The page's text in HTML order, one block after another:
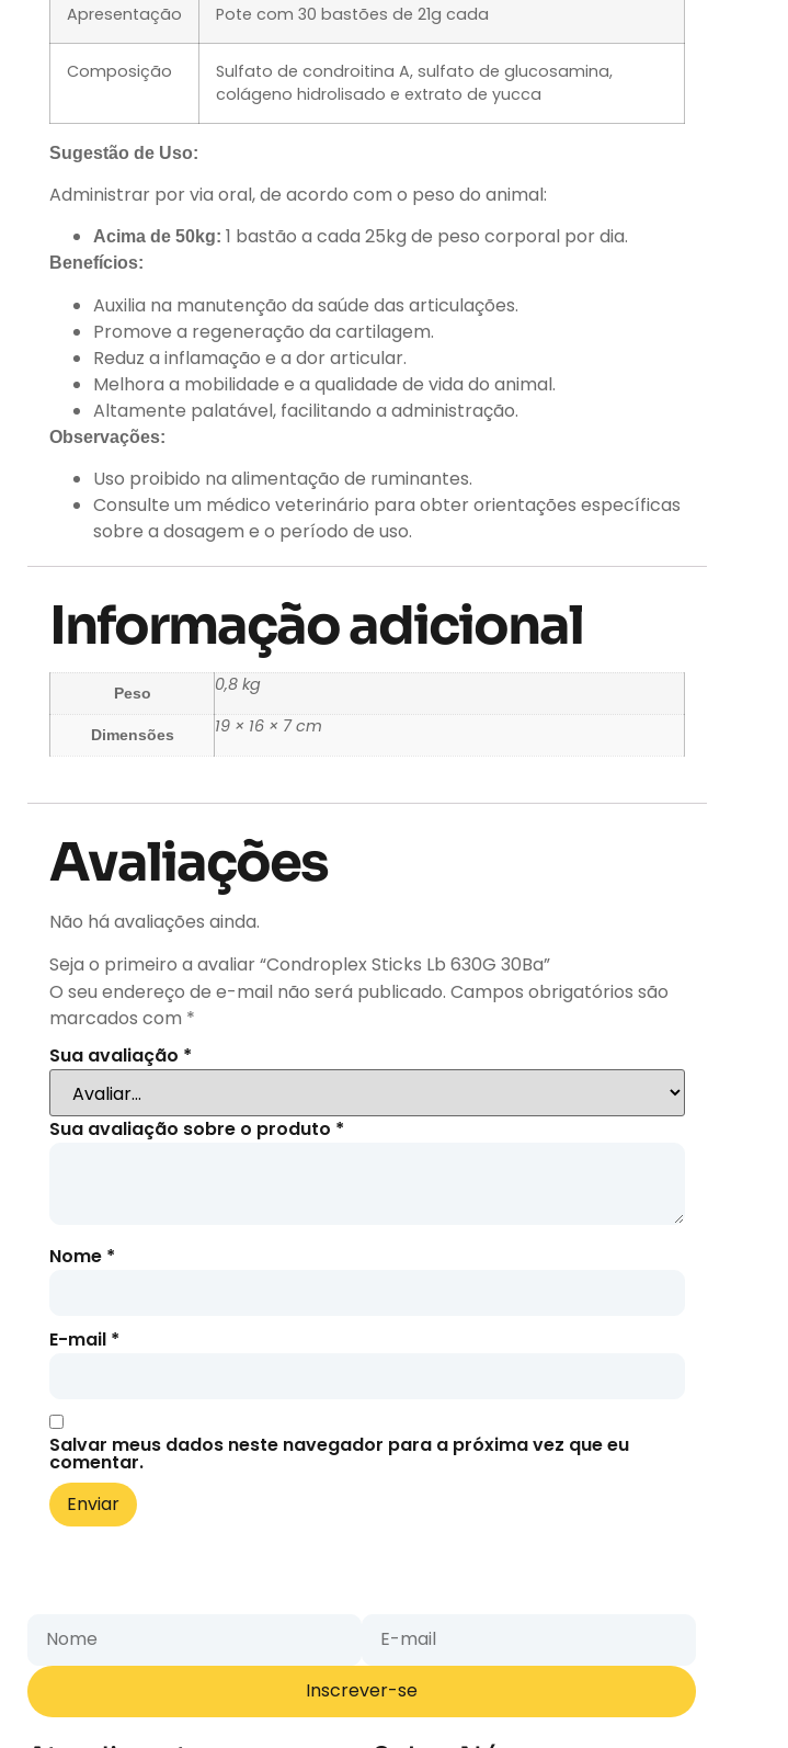
Apresentação Pote com 30 bastões de 21g cada
Composição
Sulfato de condroitina A, sulfato de glucosamina,
colágeno hidrolisado e extrato de yucca
Sugestão de Uso:
Administrar por via oral, de acordo com o peso do animal:
Acima de 50kg: 1 bastão a cada 25kg de peso corporal por dia.
Benefícios:
Auxilia na manutenção da saúde das articulações.
Promove a regeneração da cartilagem.
Reduz a inflamação e a dor articular.
Melhora a mobilidade e a qualidade de vida do animal.
Altamente palatável, facilitando a administração.
Observações:
Uso proibido na alimentação de ruminantes.
Consulte um médico veterinário para obter orientações específicas
sobre a dosagem e o período de uso.
Informação adicional
Peso 0,8 kg
Dimensões 19 × 16 × 7 cm
Avaliações
Não há avaliações ainda.
Seja o primeiro a avaliar “Condroplex Sticks Lb 630G 30Ba”
O seu endereço de e-mail não será publicado. Campos obrigatórios são
marcados com *
Sua avaliação *
Sua avaliação sobre o produto *
Nome *
E-mail *
Salvar meus dados neste navegador para a próxima vez que eu
comentar.
Inscrever-se